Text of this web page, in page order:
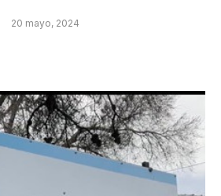
20 mayo, 2024